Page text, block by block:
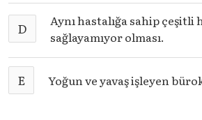
D
Aynı hastalığa sahip çeşitli
sağlayamıyor olması.
E Yoğun ve yavaş işleyen